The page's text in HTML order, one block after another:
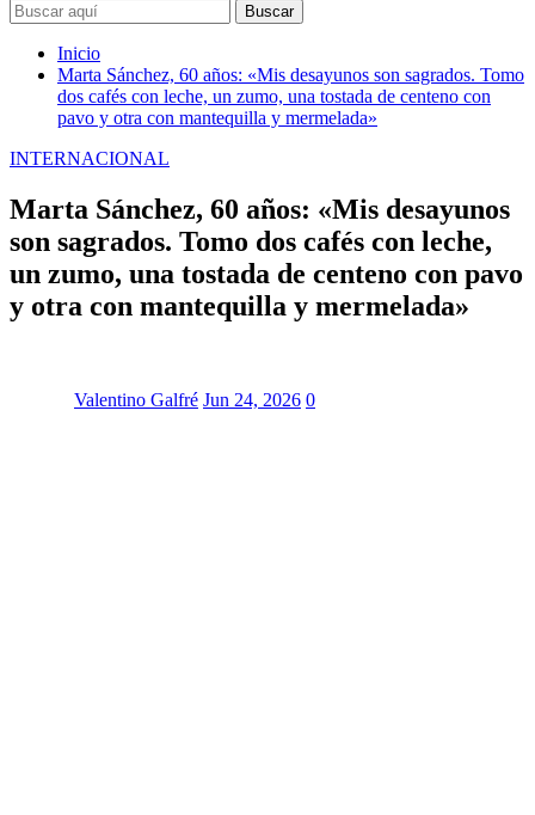
Buscar
Inicio
Marta Sánchez, 60 años: «Mis desayunos son sagrados. Tomo
dos cafés con leche, un zumo, una tostada de centeno con
pavo y otra con mantequilla y mermelada»
INTERNACIONAL
Marta Sánchez, 60 años: «Mis desayunos
son sagrados. Tomo dos cafés con leche,
un zumo, una tostada de centeno con pavo
y otra con mantequilla y mermelada»
Valentino Galfré Jun 24, 2026 0